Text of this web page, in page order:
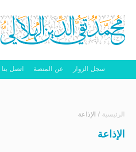
سجل الزوار عن المنصة اتصل بنا
الرئيسية / الإذاعة
الإذاعة